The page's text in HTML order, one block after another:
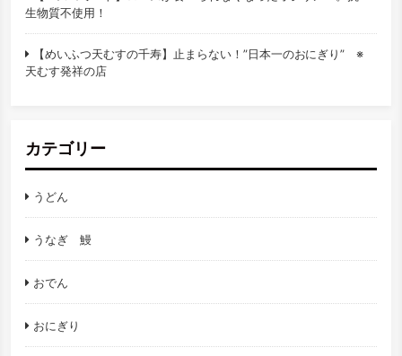
生物質不使用！
【めいふつ天むすの千寿】止まらない！”日本一のおにぎり” ※
天むす発祥の店
カテゴリー
うどん
うなぎ 鰻
おでん
おにぎり